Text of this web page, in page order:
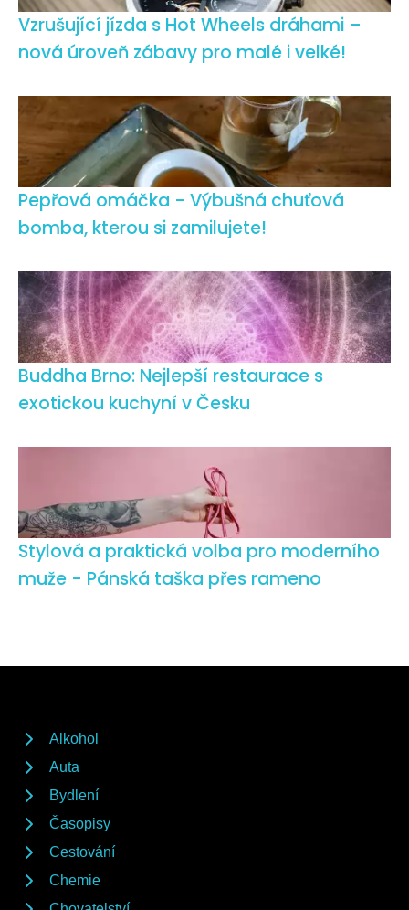
Vzrušující jízda s Hot Wheels dráhami –
nová úroveň zábavy pro malé i velké!
Pepřová omáčka - Výbušná chuťová
bomba, kterou si zamilujete!
Buddha Brno: Nejlepší restaurace s
exotickou kuchyní v Česku
Stylová a praktická volba pro moderního
muže - Pánská taška přes rameno
Alkohol
Auta
Bydlení
Časopisy
Cestování
Chemie